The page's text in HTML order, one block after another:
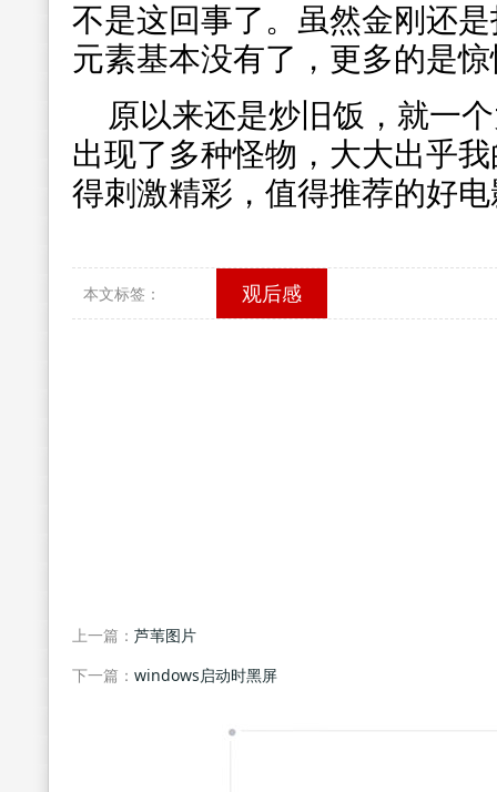
不是这回事了。虽然金刚还
元素基本没有了，更多的是
原以来还是炒旧饭，就一
出现了多种怪物，大大出乎
得刺激精彩，值得推荐的好
本文标签： 观后感
上一篇： 芦苇图片
下一篇： windows启动时黑屏